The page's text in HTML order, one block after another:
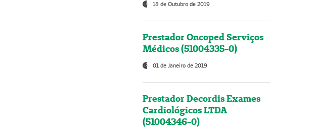
18 de Outubro de 2019
Prestador Oncoped Serviços
Médicos (51004335-0)
01 de Janeiro de 2019
Prestador Decordis Exames
Cardiológicos LTDA
(51004346-0)